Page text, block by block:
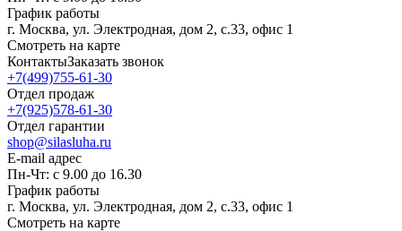
График работы
г. Москва, ул. Электродная, дом 2, с.33, офис 1
Смотреть на карте
КонтактыЗаказать звонок
+7(499)755-61-30
Отдел продаж
+7(925)578-61-30
Отдел гарантии
shop@silasluha.ru
E-mail адрес
Пн-Чт: с 9.00 до 16.30
График работы
г. Москва, ул. Электродная, дом 2, с.33, офис 1
Смотреть на карте